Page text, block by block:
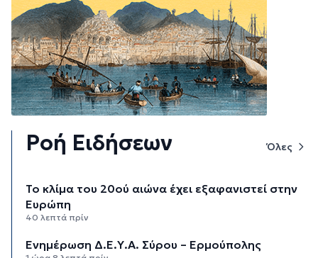
Ροή Ειδήσεων Όλες
Το κλίμα του 20ού αιώνα έχει εξαφανιστεί στην
Ευρώπη
40 λεπτά πρίν
Ενημέρωση Δ.Ε.Υ.Α. Σύρου – Ερμούπολης